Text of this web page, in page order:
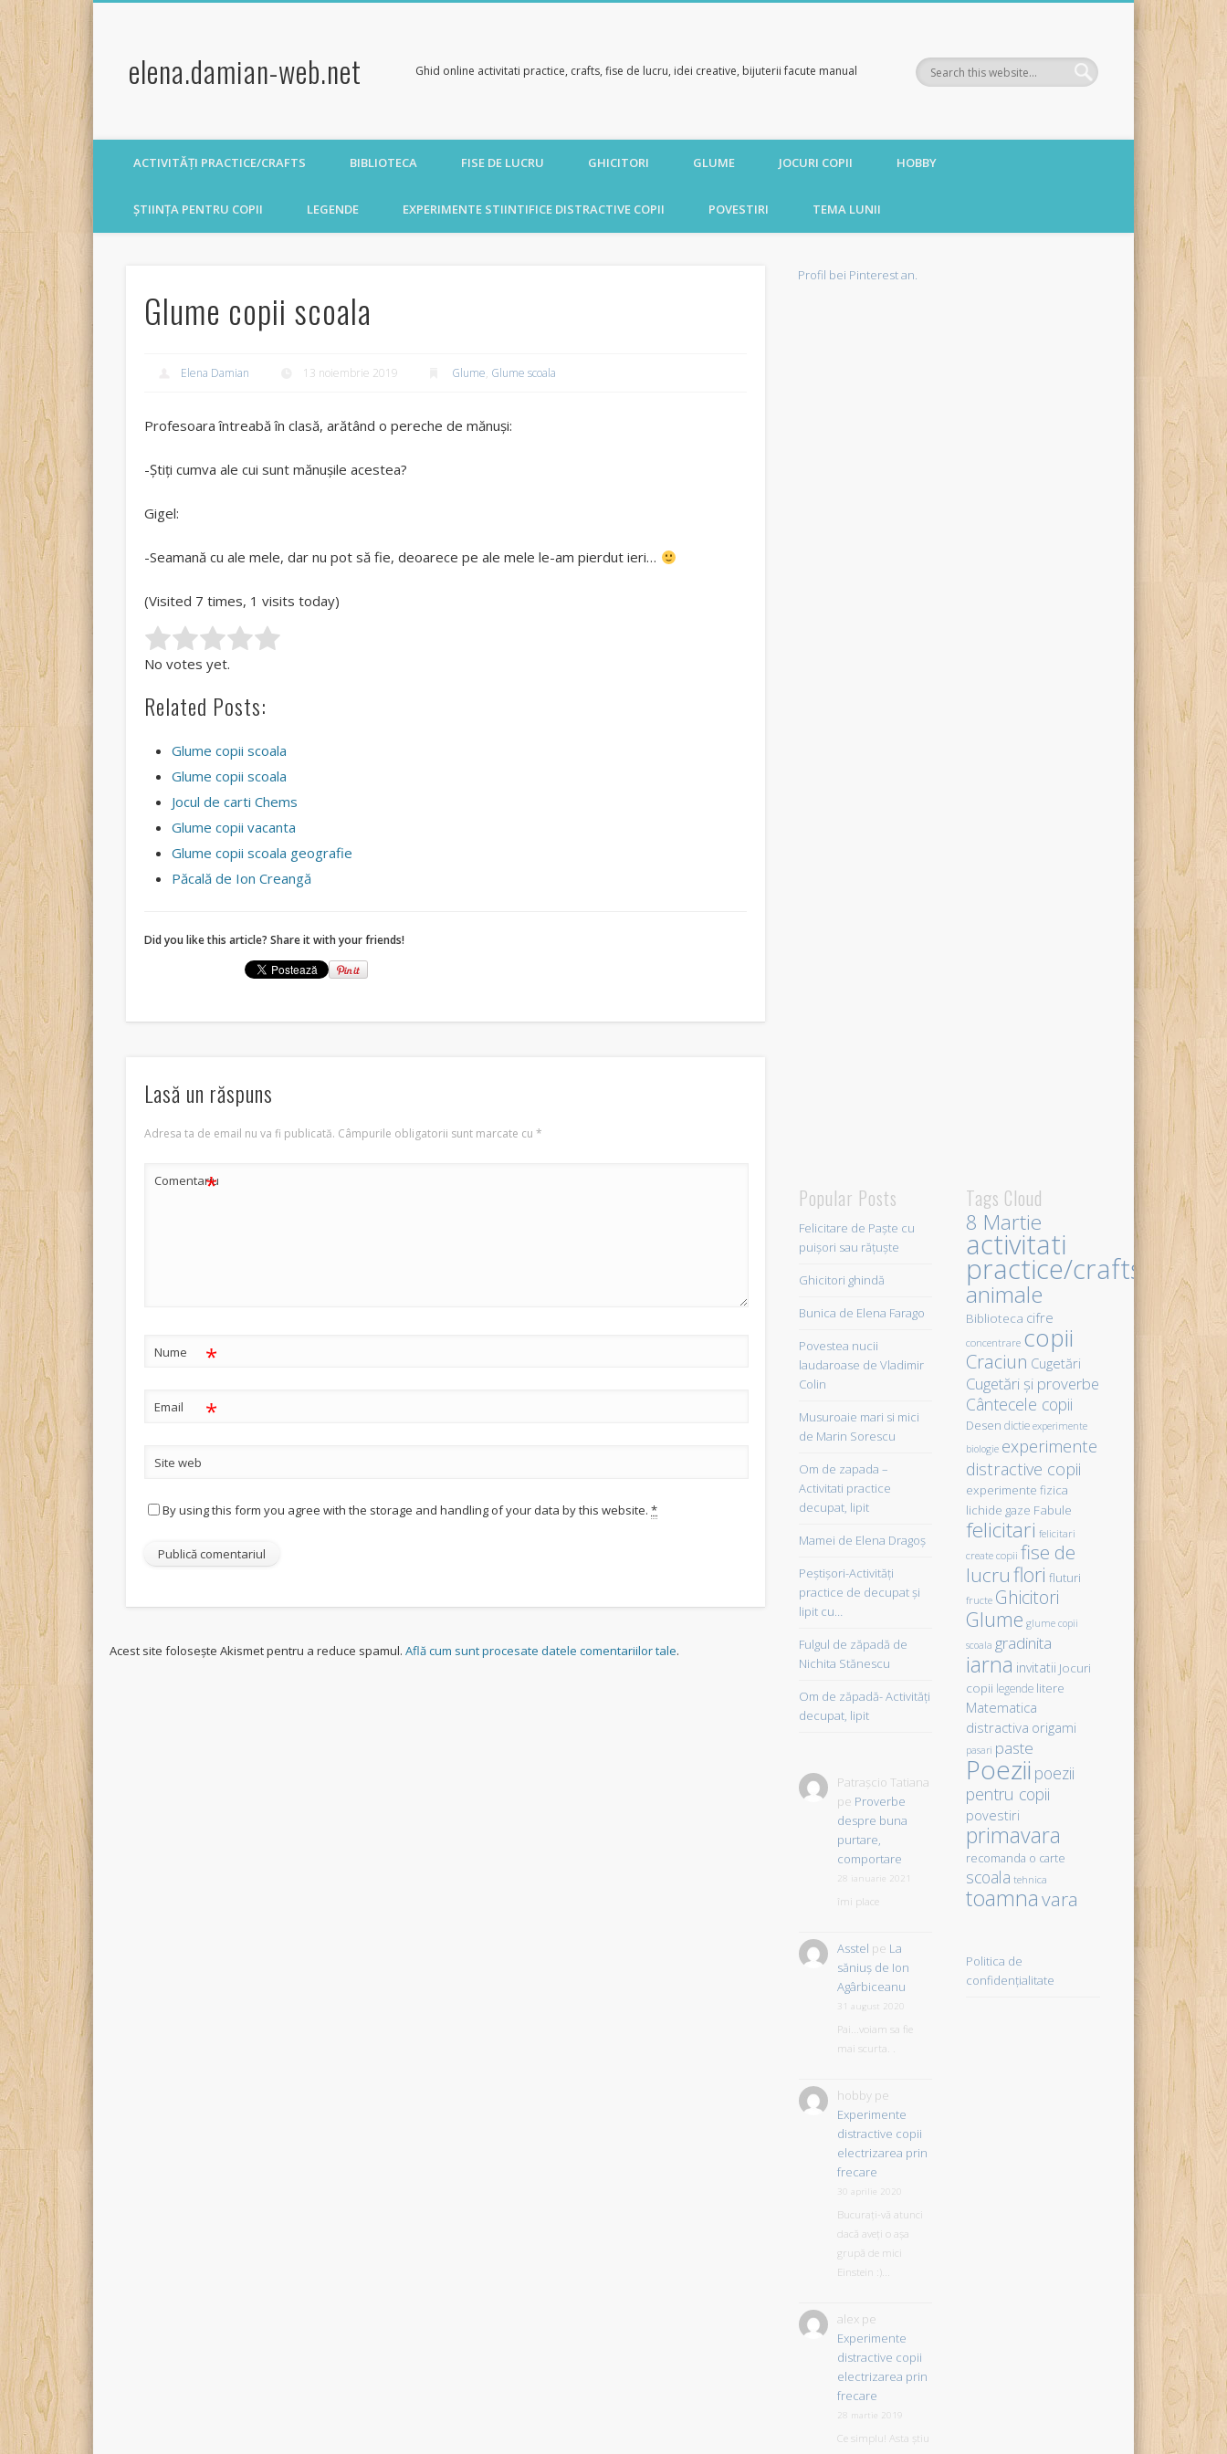
elena.damian-web.net Ghid online activitati practice, crafts, fise de lucru, idei creative, bijuterii facute manual
ACTIVITĂȚI PRACTICE/CRAFTS BIBLIOTECA FISE DE LUCRU GHICITORI GLUME JOCURI COPII HOBBY
ȘTIINȚA PENTRU COPII LEGENDE EXPERIMENTE STIINTIFICE DISTRACTIVE COPII POVESTIRI TEMA LUNII
Glume copii scoala
Elena Damian 13 noiembrie 2019 Glume, Glume scoala
Profesoara întreabă în clasă, arătând o pereche de mănuși:
-Știți cumva ale cui sunt mănușile acestea?
Gigel:
-Seamană cu ale mele, dar nu pot să fie, deoarece pe ale mele le-am pierdut ieri…
(Visited 7 times, 1 visits today)
Rate this item:
No votes yet.
Related Posts:
Glume copii scoala
Glume copii scoala
Jocul de carti Chems
Glume copii vacanta
Glume copii scoala geografie
Păcală de Ion Creangă
Did you like this article? Share it with your friends!
Lasă un răspuns
Adresa ta de email nu va fi publicată. Câmpurile obligatorii sunt marcate cu*
Comentariu
*
Nume *
Email *
Site web
By using this form you agree with the storage and handling of your data by this website.*
Acest site folosește Akismet pentru a reduce spamul.Află cum sunt procesate datele comentariilor tale.
Profil bei Pinterest an.
Popular Posts
Felicitare de Paște cu
puișori sau rățuște
Ghicitori ghindă
Bunica de Elena Farago
Povestea nucii
laudaroase de Vladimir
Colin
Musuroaie mari si mici
de Marin Sorescu
Om de zapada –
Activitati practice
decupat, lipit
Mamei de Elena Dragoş
Peştişori-Activităţi
practice de decupat şi
lipit cu…
Fulgul de zăpadă de
Nichita Stănescu
Om de zăpadă- Activităţi
decupat, lipit
Patrașcio Tatiana
pe Proverbe
despre buna
purtare,
comportare
28 ianuarie 2021
îmi place
Asstel pe La
săniuş de Ion
Agârbiceanu
31 august 2020
Pai...voiam sa fie
mai scurta. .
hobbype
Experimente
distractive copii
electrizarea prin
frecare
30 aprilie 2020
Bucurați-vă atunci
dacă aveți o așa
grupă de mici
Einstein :)...
alexpe
Experimente
distractive copii
electrizarea prin
frecare
28 martie 2019
Ce simplu! Asta știu
Tags Cloud
8 Martie
activitati
practice/crafts
animale
Biblioteca cifre
concentrare copii
Craciun Cugetări
Cugetări şi proverbe
Cântecele copii
Desen dictie experimente
biologie experimente
distractive copii
experimente fizica
lichide gaze Fabule
felicitari felicitari
create copii fise de
lucruflori fluturi
fructe Ghicitori
Glume glume copii
scoala gradinita
iarna invitatii Jocuri
copii legende litere
Matematica
distractiva origami
pasari paste
Poezii poezii
pentru copii
povestiri
primavara
recomanda o carte
scoala tehnica
toamnavara
Politica de
confidențialitate